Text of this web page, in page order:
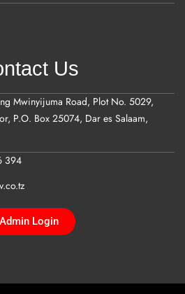
Us
Mwinyijuma Road, Plot No. 5029,
P.O. Box 25074, Dar es Salaam,
394
Admin Login